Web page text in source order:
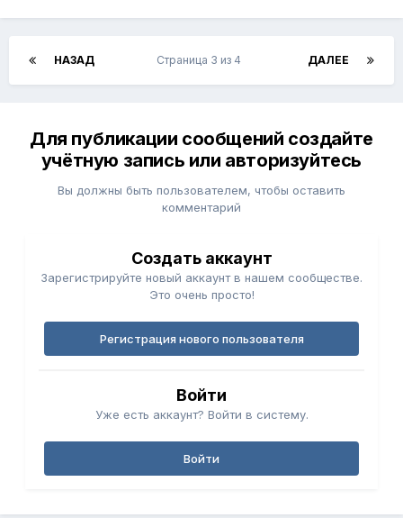
НАЗАД ДАЛЕЕ
Страница 3 из 4
Для публикации сообщений создайте
учётную запись или авторизуйтесь
Вы должны быть пользователем, чтобы оставить
комментарий
Создать аккаунт
Зарегистрируйте новый аккаунт в нашем сообществе.
Это очень просто!
Регистрация нового пользователя
Войти
Уже есть аккаунт? Войти в систему.
Войти